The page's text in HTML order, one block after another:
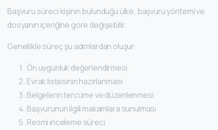
Başvuru süreci kişinin bulunduğu ülke, başvuru yöntemi ve
dosyanın içeriğine göre değişebilir.
Genellikle süreç şu adımlardan oluşur:
Ön uygunluk değerlendirmesi
Evrak listesinin hazırlanması
Belgelerin tercüme ve düzenlenmesi
Başvurunun ilgili makamlara sunulması
Resmi inceleme süreci